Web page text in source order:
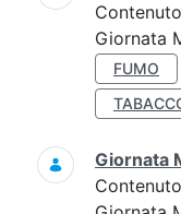
Giornata
FUMO
Giornata